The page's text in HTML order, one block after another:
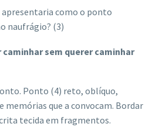
como o ponto
naufrágio? (3)
caminhar sem querer caminhar
Ponto (4) reto, oblíquo,
memórias que a convocam. Bordar
tecida em fragmentos.